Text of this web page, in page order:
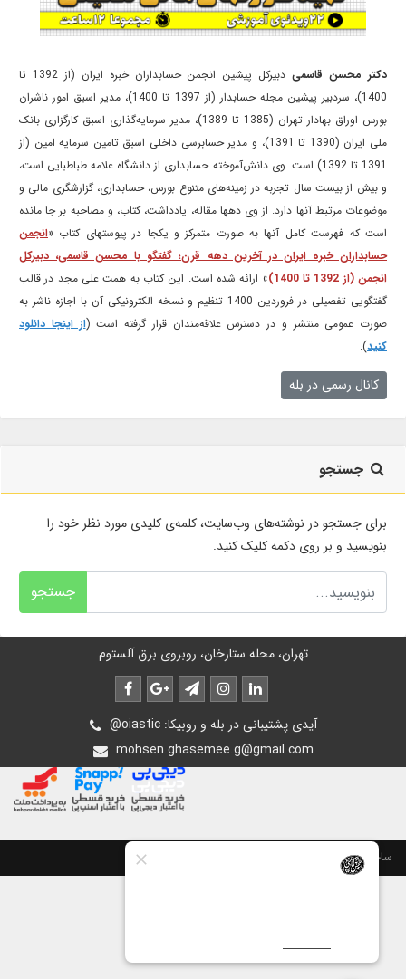
دکتر محسن قاسمی
دبیرکل پیشین انجمن حسابداران خبره ایران (از 1392 تا
1400)، سردبیر پیشین مجله حسابدار (از 1397 تا 1400)، مدیر اسبق امور ناشران
بورس اوراق بهادار تهران (1385 تا 1389)، مدیر سرمایه‌گذاری اسبق کارگزاری بانک
ملی ایران (1390 تا 1391)، و مدیر حسابرسی داخلی اسبق تامین سرمایه امین (از
1391 تا 1392) است. وی دانش‌آموخته حسابداری از دانشگاه علامه طباطبایی است،
و بیش از بیست سال تجربه در زمینه‌های متنوع بورس، حسابداری، گزارشگری مالی و
موضوعات مرتبط آنها دارد. از وی دهها مقاله، یادداشت، کتاب، و مصاحبه بر جا مانده
است که فهرست کامل آنها به صورت متمرکز و یکجا در پیوستهای کتاب «انجمن
حسابداران خبره ایران در آخرین دهه قرن؛ گفتگو با محسن قاسمی، دبیرکل
انجمن (از 1392 تا 1400)
» ارائه شده است. این کتاب به همت علی مجد در قالب
گفتگویی تفصیلی در فروردین 1400 تنظیم و نسخه الکترونیکی آن با اجازه ناشر به
صورت عمومی منتشر و در دسترس علاقه‌مندان قرار گرفته است (از اینجا دانلود
کنید).
کانال رسمی در بله
جستجو
برای جستجو در نوشته‌های وب‌سایت، کلمه‌ی کلیدی مورد نظر خود را
بنویسید و بر روی دکمه کلیک کنید.
جستجو
تهران، محله ستارخان، روبروی برق آلستوم
@oiastic :آیدی پشتیبانی در بله و روبیکا
mohsen.ghasemee.g@gmail.com
ساخت سایت توسط